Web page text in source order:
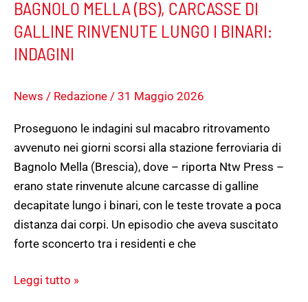
BAGNOLO MELLA (BS), CARCASSE DI
GALLINE RINVENUTE LUNGO I BINARI:
INDAGINI
News / Redazione / 31 Maggio 2026
Proseguono le indagini sul macabro ritrovamento
avvenuto nei giorni scorsi alla stazione ferroviaria di
Bagnolo Mella (Brescia), dove – riporta Ntw Press –
erano state rinvenute alcune carcasse di galline
decapitate lungo i binari, con le teste trovate a poca
distanza dai corpi. Un episodio che aveva suscitato
forte sconcerto tra i residenti e che
Leggi tutto »